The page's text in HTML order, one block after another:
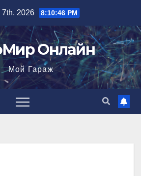
7th, 2026 8:10:47 PM
Онлайн
Мой Гараж